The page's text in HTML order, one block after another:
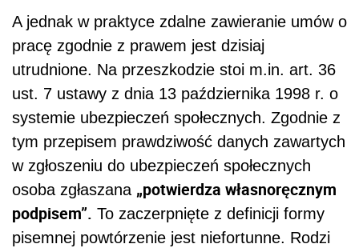
A jednak w praktyce zdalne zawieranie umów o
pracę zgodnie z prawem jest dzisiaj
utrudnione. Na przeszkodzie stoi m.in. art. 36
ust. 7 ustawy z dnia 13 października 1998 r. o
systemie ubezpieczeń społecznych. Zgodnie z
tym przepisem prawdziwość danych zawartych
w zgłoszeniu do ubezpieczeń społecznych
osoba zgłaszana „potwierdza własnoręcznym
podpisem”. To zaczerpnięte z definicji formy
pisemnej powtórzenie jest niefortunne. Rodzi